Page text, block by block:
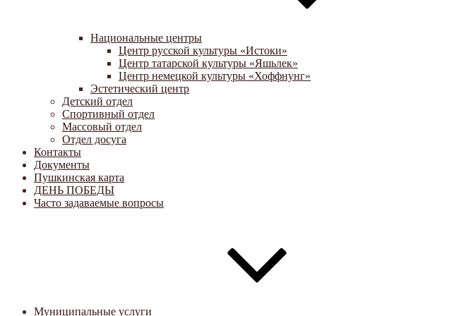
Национальные центры
Центр русской культуры «Истоки»
Центр татарской культуры «Яшьлек»
Центр немецкой культуры «Хоффнунг»
Эстетический центр
Детский отдел
Спортивный отдел
Массовый отдел
Отдел досуга
Контакты
Документы
Пушкинская карта
ДЕНЬ ПОБЕДЫ
Часто задаваемые вопросы
Муниципальные услуги